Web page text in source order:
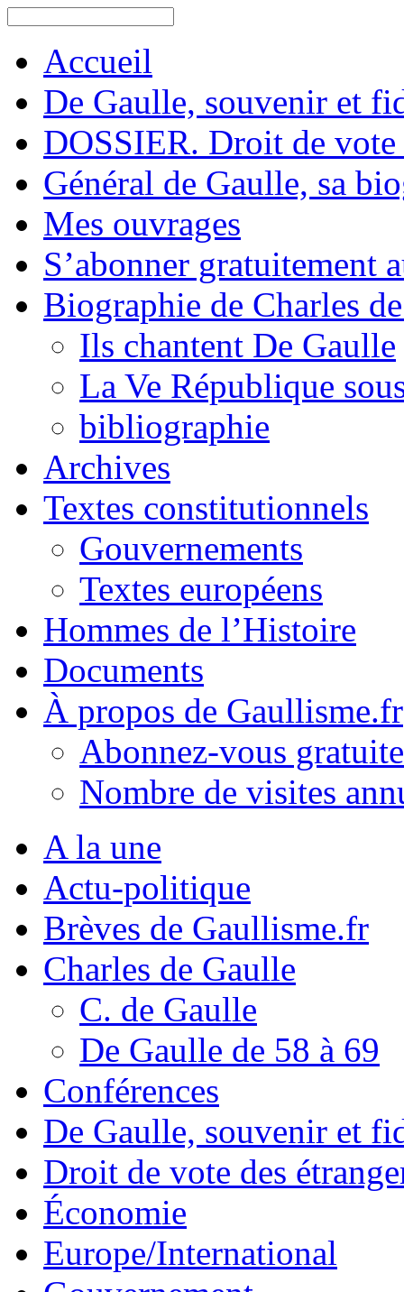
Accueil
De Gaulle, souvenir et
DOSSIER. Droit de vote
Général de Gaulle, sa
Mes ouvrages
S’abonner gratuitement
Biographie de Charles
Ils chantent De Gaulle
La Ve République
bibliographie
Archives
Textes constitutionnels
Gouvernements
Textes européens
Hommes de l’Histoire
Documents
À propos de Gaullisme.fr
Abonnez-vous
Nombre de visites
A la une
Actu-politique
Brèves de Gaullisme.fr
Charles de Gaulle
C. de Gaulle
De Gaulle de 58 à 69
Conférences
De Gaulle, souvenir et
Droit de vote des
Économie
Europe/International